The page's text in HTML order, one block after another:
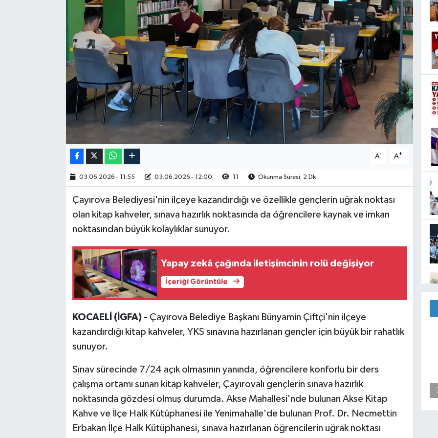
A- A+
03.06.2026 - 11:55 03.06.2026 - 12:00 Okunma Süresi: 2 Dk
Çayırova Belediyesi'nin ilçeye kazandırdığı ve özellikle gençlerin uğrak noktası
olan kitap kahveler, sınava hazırlık noktasında da öğrencilere kaynak ve imkan
noktasından büyük kolaylıklar sunuyor.
Yapay zekâ çağında iletişimcinin rolü değişiyor
İçeriği Görüntüle
KOCAELİ (İGFA) - Çayırova Belediye Başkanı Bünyamin Çiftçi'nin ilçeye
kazandırdığı kitap kahveler, YKS sınavına hazırlanan gençler için büyük bir rahatlık
sunuyor.
Sınav sürecinde 7/24 açık olmasının yanında, öğrencilere konforlu bir ders
çalışma ortamı sunan kitap kahveler, Çayırovalı gençlerin sınava hazırlık
noktasında gözdesi olmuş durumda. Akse Mahallesi'nde bulunan Akse Kitap
Kahve ve İlçe Halk Kütüphanesi ile Yenimahalle'de bulunan Prof. Dr. Necmettin
Erbakan İlçe Halk Kütüphanesi, sınava hazırlanan öğrencilerin uğrak noktası